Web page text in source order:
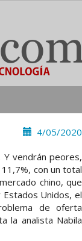
4/05/2020
Y vendrán peores,
con un total
chino, que
Unidos, el
de oferta
la analista Nabila